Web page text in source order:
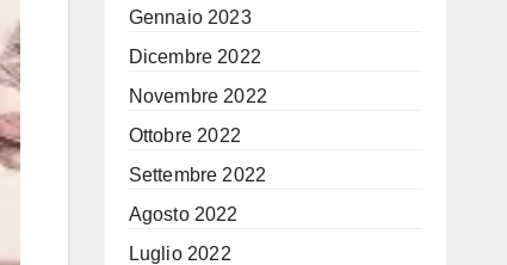
Gennaio 2023
Dicembre 2022
Novembre 2022
Ottobre 2022
Settembre 2022
Agosto 2022
Luglio 2022